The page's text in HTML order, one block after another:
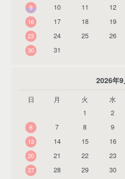
9
10 11 12
16
17 18 19
23
24 25 26
30
31
2026年9
日 月 火 水
1
2
6
7 8 9
13
14 15 16
20
21 22 23
27
28 29 30